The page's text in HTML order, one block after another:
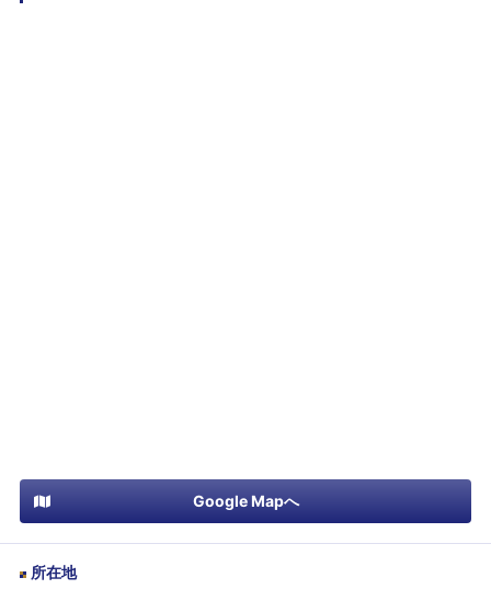
Google Mapへ
所在地